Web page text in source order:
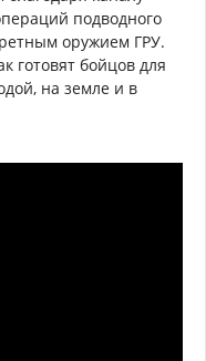
подводного
оружием ГРУ.
готовят бойцов для
на земле и в